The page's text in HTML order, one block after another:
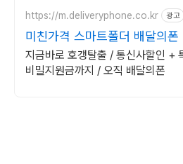
https://m.deliveryphone.co.kr 광고
미친가격 스마트폴더 배달의폰
매! 무조건 더 할인!
지금바로 호갱탈출 / 통신사할인 +
비밀지원금까지 / 오직 배달의폰